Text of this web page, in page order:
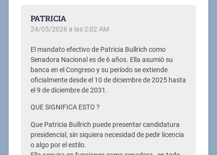
PATRICIA
24/05/2026 a las 2:02 AM
El mandato efectivo de Patricia Bullrich como
Senadora Nacional es de 6 años. Ella asumió su
banca en el Congreso y su período se extiende
oficialmente desde el 10 de diciembre de 2025 hasta
el 9 de diciembre de 2031.
QUE SIGNIFICA ESTO ?
Que Patricia Bullrich puede presentar candidatura
presidencial, sin siquiera necesidad de pedir licencia
o algo por el estilo.